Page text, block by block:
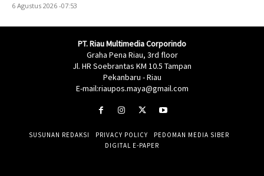
6 Agustus 2026 -07:53
PT. Riau Multimedia Corporindo
Graha Pena Riau, 3rd floor
Jl. HR Soebrantas KM 10.5 Tampan
Pekanbaru - Riau
E-mail:riaupos.maya@gmail.com
SUSUNAN REDAKSI PRIVACY POLICY
PEDOMAN MEDIA SIBER
DIGITAL E-PAPER